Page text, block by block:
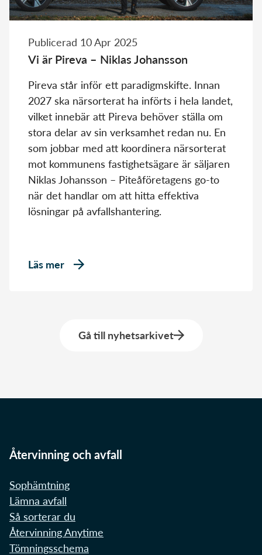
Publicerad 10 Apr 2025
Vi är Pireva – Niklas Johansson
Pireva står inför ett paradigmskifte. Innan
2027 ska närsorterat ha införts i hela landet,
vilket innebär att Pireva behöver ställa om
stora delar av sin verksamhet redan nu. En
som jobbar med att koordinera närsorterat
mot kommunens fastighetsägare är säljaren
Niklas Johansson – Piteåföretagens go-to
när det handlar om att hitta effektiva
lösningar på avfallshantering.
Läs mer
Gå till nyhetsarkivet
Återvinning och avfall
Sophämtning
Lämna avfall
Så sorterar du
Återvinning Anytime
Tömningsschema